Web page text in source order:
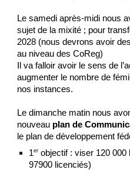
Le samedi après-midi nous
sujet de la mixité ; pour
2028 (nous devrons avoir
au niveau des CoReg)
Il va falloir avoir le sens de
augmenter le nombre de
nos instances.
Le dimanche matin nous
nouveau plan de
le plan de développement
1er objectif : viser 120 000
97900 licenciés)